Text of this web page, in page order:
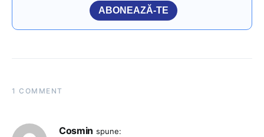
ABONEAZĂ-TE
1 COMMENT
Cosmin spune: